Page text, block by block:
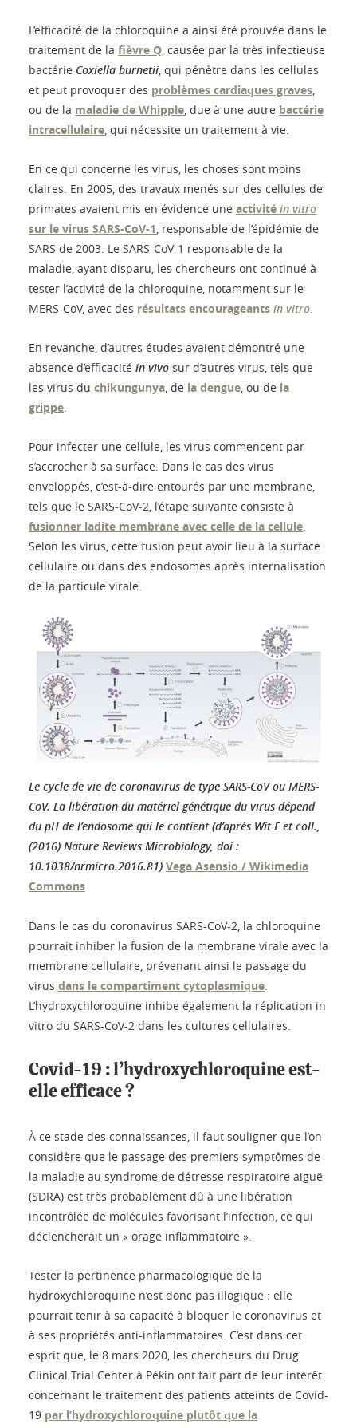
L’efficacité de la chloroquine a ainsi été prouvée dans le
traitement de la fièvre Q, causée par la très infectieuse
bactérie Coxiella burnetii, qui pénètre dans les cellules
et peut provoquer des problèmes cardiaques graves,
ou de la maladie de Whipple, due à une autre bactérie
intracellulaire, qui nécessite un traitement à vie.
En ce qui concerne les virus, les choses sont moins
claires. En 2005, des travaux menés sur des cellules de
primates avaient mis en évidence une activité in vitro
sur le virus SARS-CoV-1, responsable de l’épidémie de
SARS de 2003. Le SARS-CoV-1 responsable de la
maladie, ayant disparu, les chercheurs ont continué à
tester l’activité de la chloroquine, notamment sur le
MERS-CoV, avec des résultats encourageants in vitro.
En revanche, d’autres études avaient démontré une
absence d’efficacité in vivo sur d’autres virus, tels que
les virus du chikungunya, de la dengue, ou de la
grippe.
Pour infecter une cellule, les virus commencent par
s’accrocher à sa surface. Dans le cas des virus
enveloppés, c’est-à-dire entourés par une membrane,
tels que le SARS-CoV-2, l’étape suivante consiste à
fusionner ladite membrane avec celle de la cellule.
Selon les virus, cette fusion peut avoir lieu à la surface
cellulaire ou dans des endosomes après internalisation
de la particule virale.
Le cycle de vie de coronavirus de type SARS-CoV ou MERS-
CoV. La libération du matériel génétique du virus dépend
du pH de l’endosome qui le contient (d’après Wit E et coll.,
(2016) Nature Reviews Microbiology, doi :
10.1038/nrmicro.2016.81) Vega Asensio / Wikimedia
Commons
Dans le cas du coronavirus SARS-CoV-2, la chloroquine
pourrait inhiber la fusion de la membrane virale avec la
membrane cellulaire, prévenant ainsi le passage du
virus dans le compartiment cytoplasmique
L’hydroxychloroquine inhibe également la réplication in
vitro du SARS-CoV-2 dans les cultures cellulaires.
Covid-19 : l’hydroxychloroquine est-
elle efficace ?
À ce stade des connaissances, il faut souligner que l’on
considère que le passage des premiers symptômes de
la maladie au syndrome de détresse respiratoire aiguë
(SDRA) est très probablement dû à une libération
incontrôlée de molécules favorisant l’infection, ce qui
déclencherait un « orage inflammatoire ».
Tester la pertinence pharmacologique de la
hydroxychloroquine n’est donc pas illogique : elle
pourrait tenir à sa capacité à bloquer le coronavirus et
à ses propriétés anti-inflammatoires. C’est dans cet
esprit que, le 8 mars 2020, les chercheurs du Drug
Clinical Trial Center à Pékin ont fait part de leur intérêt
concernant le traitement des patients atteints de Covid-
19 par l’hydroxychloroquine plutôt que la